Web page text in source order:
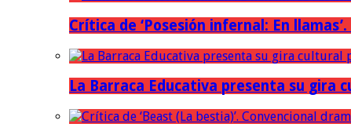
Crítica de ‘Posesión infernal: En
La Barraca Educativa presenta su gira